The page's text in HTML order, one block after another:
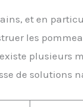
et en
les
plusieurs
de solutions